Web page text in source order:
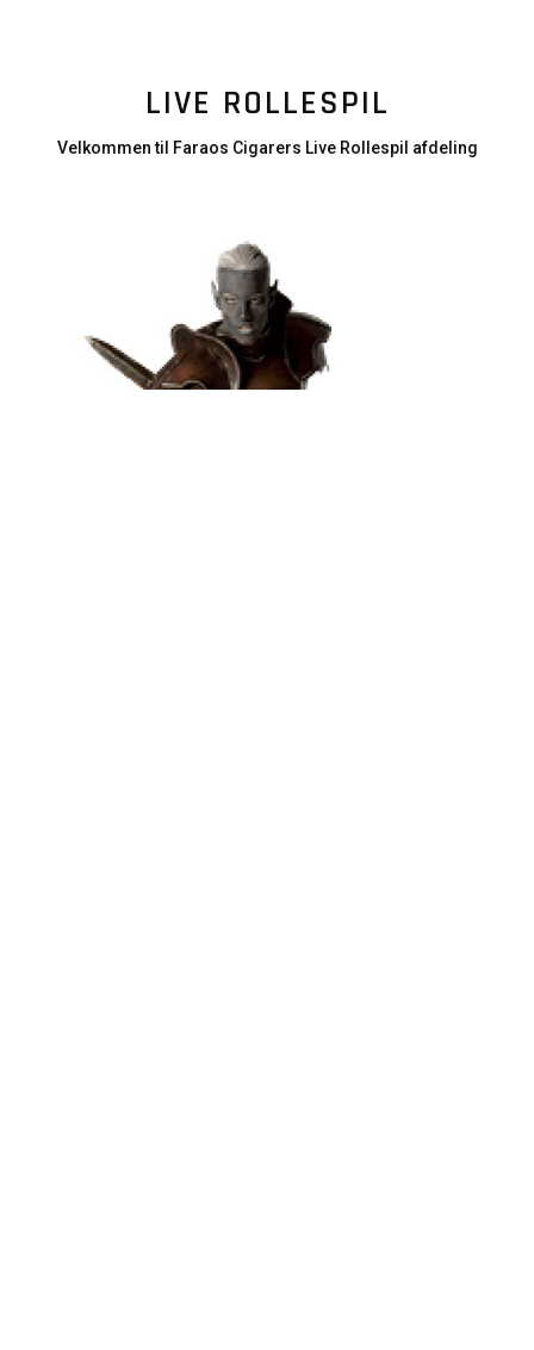
LIVE ROLLESPIL
Velkommen til Faraos Cigarers Live Rollespil afdeling